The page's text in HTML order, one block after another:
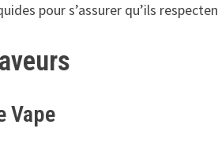
pour s’assurer qu’ils
Vape